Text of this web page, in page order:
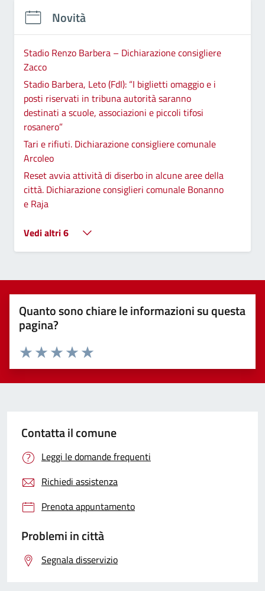
Novità
Stadio Renzo Barbera – Dichiarazione consigliere
Zacco
Stadio Barbera, Leto (FdI): “I biglietti omaggio e i
posti riservati in tribuna autorità saranno
destinati a scuole, associazioni e piccoli tifosi
rosanero”
Tari e rifiuti. Dichiarazione consigliere comunale
Arcoleo
Reset avvia attività di diserbo in alcune aree della
città. Dichiarazione consiglieri comunale Bonanno
e Raja
Vedi altri 6
Quanto sono chiare le informazioni su questa
pagina?
Valuta 5 stelle su 5
Valuta 4 stelle su 5
Valuta 3 stelle su 5
Valuta 2 stelle su 5
Valuta 1 stelle su 5
Contatta il comune
Leggi le domande frequenti
Richiedi assistenza
Prenota appuntamento
Problemi in città
Segnala disservizio